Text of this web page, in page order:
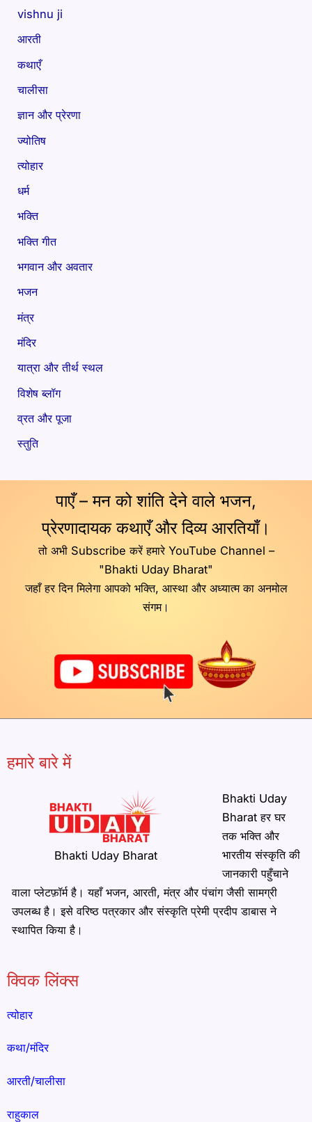
vishnu ji
आरती
कथाएँ
चालीसा
ज्ञान और प्रेरणा
ज्योतिष
त्योहार
धर्म
भक्ति
भक्ति गीत
भगवान और अवतार
भजन
मंत्र
मंदिर
यात्रा और तीर्थ स्थल
विशेष ब्लॉग
व्रत और पूजा
स्तुति
पाएँ – मन को शांति देने वाले भजन,
प्रेरणादायक कथाएँ और दिव्य आरतियाँ।
तो अभी Subscribe करें हमारे YouTube Channel –
"Bhakti Uday Bharat"
जहाँ हर दिन मिलेगा आपको भक्ति, आस्था और अध्यात्म का अनमोल
संगम।
हमारे बारे में
Bhakti Uday Bharat
Bhakti Uday
Bharat हर घर
तक भक्ति और
भारतीय संस्कृति की
जानकारी पहुँचाने
वाला प्लेटफ़ॉर्म है। यहाँ भजन, आरती, मंत्र और पंचांग जैसी सामग्री
उपलब्ध है। इसे वरिष्ठ पत्रकार और संस्कृति प्रेमी प्रदीप डाबास ने
स्थापित किया है।
क्विक लिंक्स
त्योहार
कथा/मंदिर
आरती/चालीसा
राहुकाल